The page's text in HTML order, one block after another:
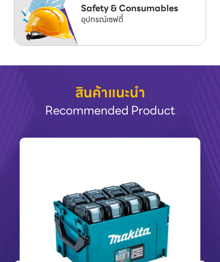
Safety & Consumables
อุปกรณ์เซฟตี้
สินค้าแนะนำ
Recommended Product